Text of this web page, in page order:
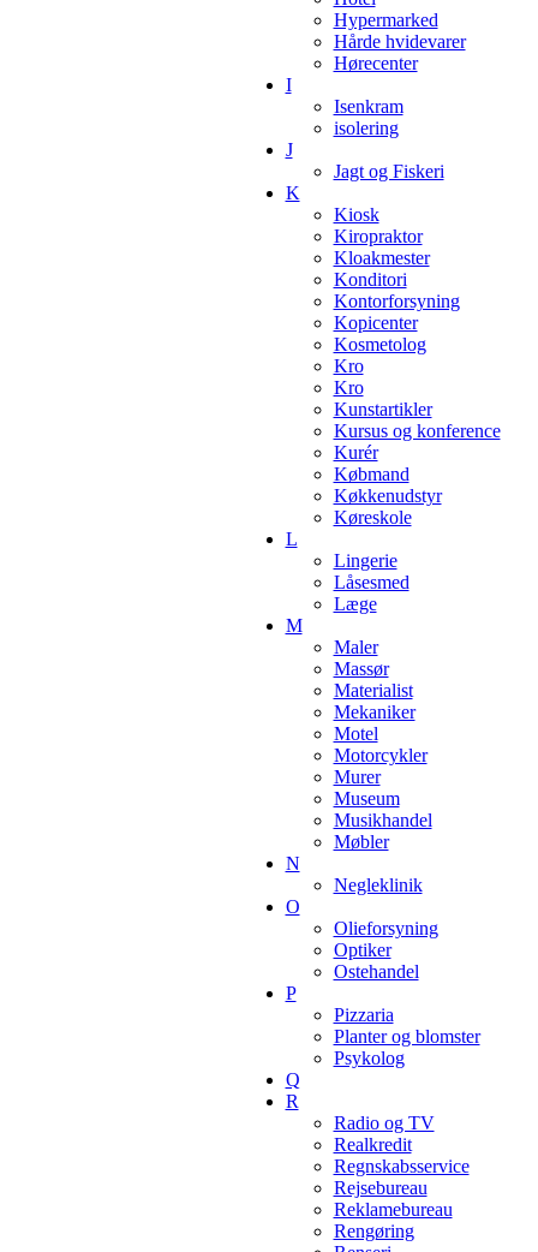
Hypermarked
Hårde hvidevarer
Hørecenter
I
Isenkram
isolering
J
Jagt og Fiskeri
K
Kiosk
Kiropraktor
Kloakmester
Konditori
Kontorforsyning
Kopicenter
Kosmetolog
Kro
Kro
Kunstartikler
Kursus og konference
Kurér
Købmand
Køkkenudstyr
Køreskole
L
Lingerie
Låsesmed
Læge
M
Maler
Massør
Materialist
Mekaniker
Motel
Motorcykler
Murer
Museum
Musikhandel
Møbler
N
Negleklinik
O
Olieforsyning
Optiker
Ostehandel
P
Pizzaria
Planter og blomster
Psykolog
Q
R
Radio og TV
Realkredit
Regnskabsservice
Rejsebureau
Reklamebureau
Rengøring